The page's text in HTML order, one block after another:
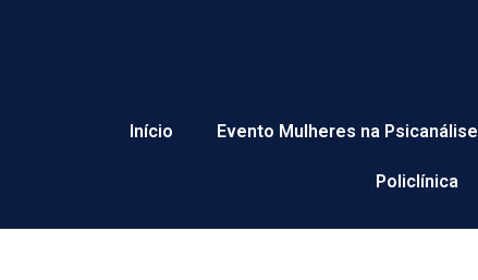
Início Evento Mulheres na Psicanálise
Policlínica